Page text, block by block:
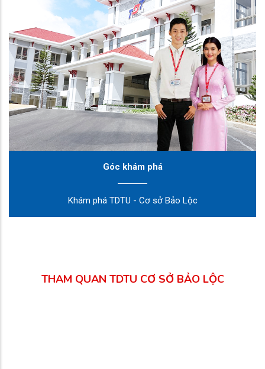
Góc khám phá
Khám phá TDTU - Cơ sở Bảo Lộc
THAM QUAN TDTU CƠ SỞ BẢO LỘC